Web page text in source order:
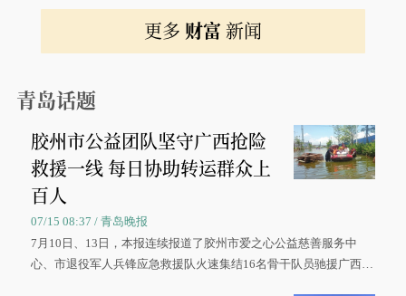
更多 财富 新闻
青岛话题
胶州市公益团队坚守广西抢险
救援一线 每日协助转运群众上
百人
07/15 08:37 / 青岛晚报
7月10日、13日，本报连续报道了胶州市爱之心公益慈善服务中
心、市退役军人兵锋应急救援队火速集结16名骨干队员驰援广西灾